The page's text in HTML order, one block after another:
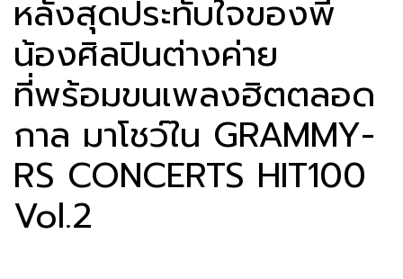
หลังสุดประทับใจของพี่
น้องศิลปินต่างค่าย
ที่พร้อมขนเพลงฮิตตลอด
กาล มาโชว์ใน GRAMMY-
RS CONCERTS HIT100
Vol.2